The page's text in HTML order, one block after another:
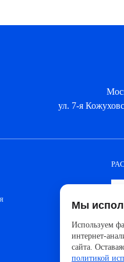
ул. 7-я
Мы
Используем
интернет-
сайта.
политикой